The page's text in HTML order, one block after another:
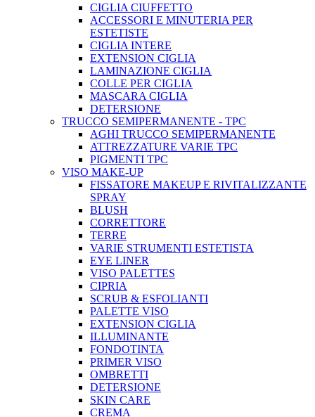
CIGLIA CIUFFETTO
ACCESSORI E MINUTERIA PER
ESTETISTE
CIGLIA INTERE
EXTENSION CIGLIA
LAMINAZIONE CIGLIA
COLLE PER CIGLIA
MASCARA CIGLIA
DETERSIONE
TRUCCO SEMIPERMANENTE - TPC
AGHI TRUCCO SEMIPERMANENTE
ATTREZZATURE VARIE TPC
PIGMENTI TPC
VISO MAKE-UP
FISSATORE MAKEUP E RIVITALIZZANTE
SPRAY
BLUSH
CORRETTORE
TERRE
VARIE STRUMENTI ESTETISTA
EYE LINER
VISO PALETTES
CIPRIA
SCRUB & ESFOLIANTI
PALETTE VISO
EXTENSION CIGLIA
ILLUMINANTE
FONDOTINTA
PRIMER VISO
OMBRETTI
DETERSIONE
SKIN CARE
CREMA